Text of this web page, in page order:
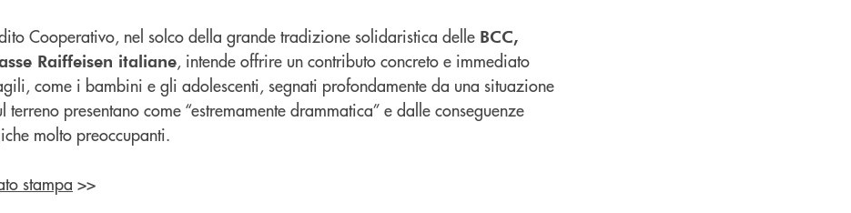
Cooperativo, nel solco della grande tradizione solidaristica delle BCC,
Raiffeisen italiane, intende offrire un contributo concreto e immediato
come i bambini e gli adolescenti, segnati profondamente da una situazione
presentano come “estremamente drammatica” e dalle conseguenze
molto preoccupanti.
stampa >>